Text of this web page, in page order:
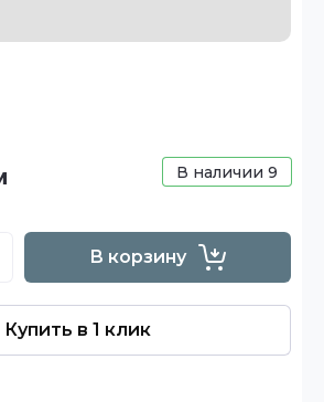
В наличии 9
В корзину
Купить в 1 клик